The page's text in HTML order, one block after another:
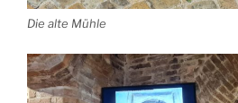
Die alte Mühle